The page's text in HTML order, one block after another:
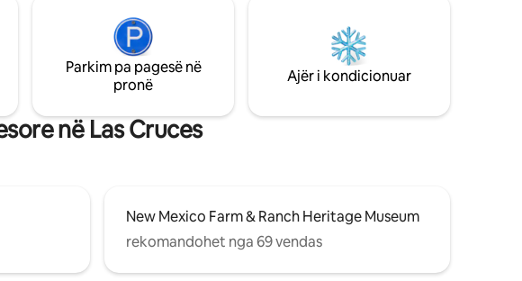
shtëpisë kryesore, por krejtësisht e
veçantë dhe private. Jashtë rrugës,
parkim privat.
Parkim pa pagesë në
pronë
Ajër i kondicionuar
në Las Cruces
New Mexico Farm & Ranch Heritage Museum
rekomandohet nga 69 vendas